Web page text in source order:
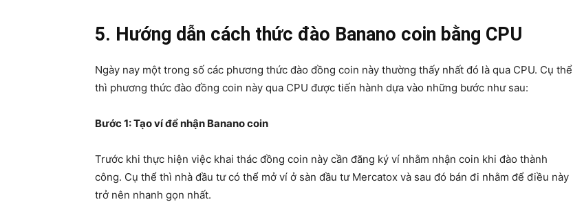
5. Hướng dẫn cách thức đào Banano coin bằng CPU
Ngày nay một trong số các phương thức đào đồng coin này thường thấy nhất đó là qua CPU. Cụ thể
thì phương thức đào đồng coin này qua CPU được tiến hành dựa vào những bước như sau:
Bước 1: Tạo ví để nhận Banano coin
Trước khi thực hiện việc khai thác đồng coin này cần đăng ký ví nhằm nhận coin khi đào thành
công. Cụ thể thì nhà đầu tư có thể mở ví ở sàn đầu tư Mercatox và sau đó bán đi nhằm để điều này
trở nên nhanh gọn nhất.